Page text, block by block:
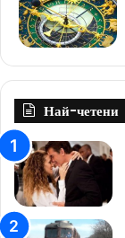
Най-четени